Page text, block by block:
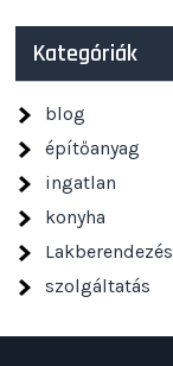
Kategóriák
blog
építőanyag
ingatlan
konyha
Lakberendezés
szolgáltatás